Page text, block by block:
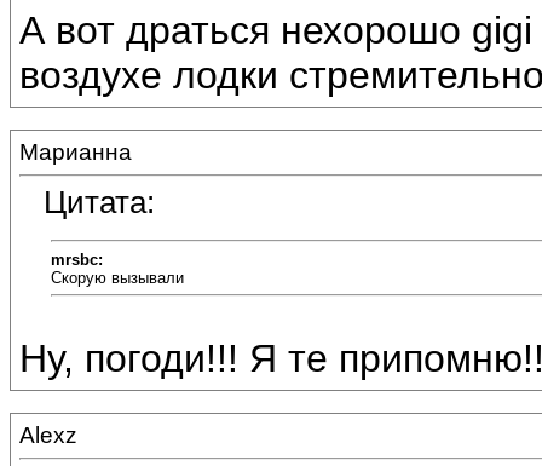
А вот драться нехорошо gigi
воздухе лодки
Марианна
Цитата:
mrsbc:
Скорую вызывали
Ну, погоди!!! Я те
Alexz